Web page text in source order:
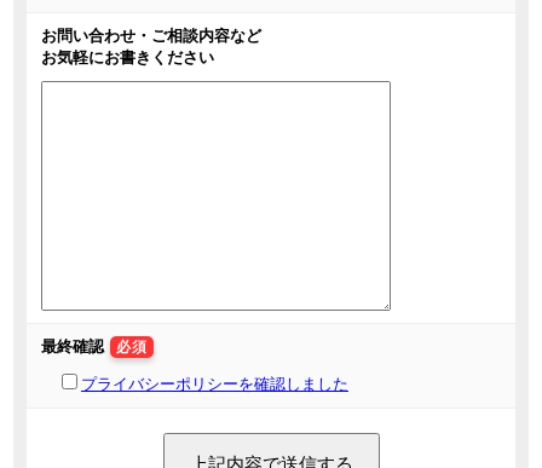
お問い合わせ・ご相談内容など
お気軽にお書きください
最終確認 必須
プライバシーポリシーを確認しました